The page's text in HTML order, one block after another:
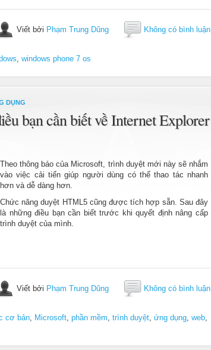
Viết bởi Phạm Trung Dũng Không có bình luận
, windows phone 7 os
DỤNG
bạn cần biết về Internet Explorer
Theo thông báo của Microsoft, trình duyệt mới này sẽ nhắm
vào việc cải tiến giúp người dùng có thể thao tác nhanh
hơn và dễ dàng hơn.
Chức năng duyệt HTML5 cũng được tích hợp sẵn. Sau đây
là những điều bạn cần biết trước khi quyết định nâng cấp
trình duyệt của mình.
Viết bởi Phạm Trung Dũng Không có bình luận
cơ bản, Microsoft, phần mềm, trình duyệt, ứng dụng, web,